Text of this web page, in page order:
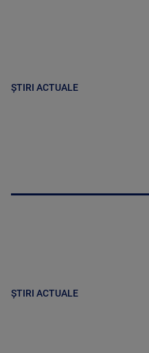
ȘTIRI ACTUALE
ȘTIRI ACTUALE